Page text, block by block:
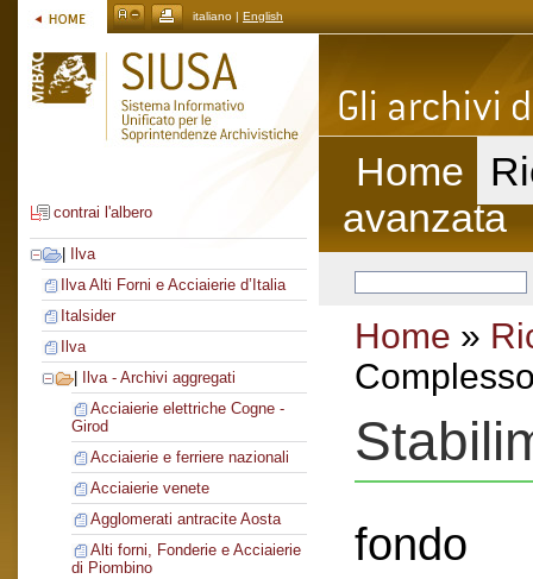
italiano | English
contrai l'albero
Ilva
Ilva Alti Forni e Acciaierie d’Italia
Italsider
Ilva
Ilva - Archivi aggregati
Acciaierie elettriche Cogne -
Girod
Acciaierie e ferriere nazionali
Acciaierie venete
Agglomerati antracite Aosta
Alti forni, Fonderie e Acciaierie
di Piombino
Home
avanzata
Home »
fondo